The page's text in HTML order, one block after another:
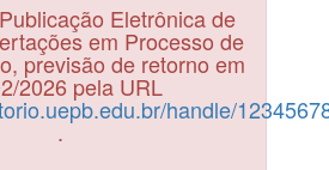
Eletrônica de
em Processo de
previsão de retorno em
2026 pela URL
handle/
.